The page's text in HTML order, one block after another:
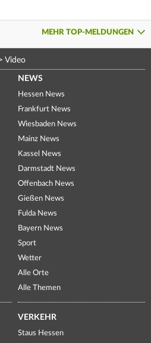
MEHR TOP-MELDUNGEN
Video
NEWS
Hessen News
Frankfurt News
Wiesbaden News
Mainz News
Kassel News
Darmstadt News
Offenbach News
Gießen News
Fulda News
Bayern News
Sport
Wetter
Alle Orte
Alle Themen
VERKEHR
Staus Hessen